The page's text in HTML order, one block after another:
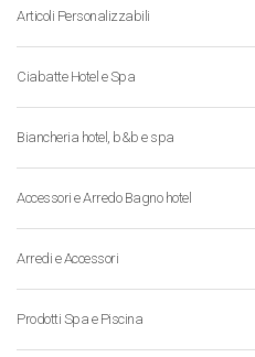
Articoli Personalizzabili
Ciabatte Hotel e Spa
Biancheria hotel, b&b e spa
Accessori e Arredo Bagno hotel
Arredi e Accessori
Prodotti Spa e Piscina